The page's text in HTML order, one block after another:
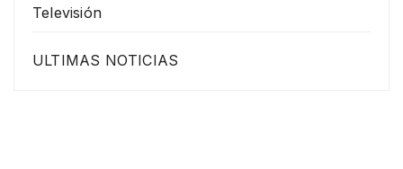
Televisión
ULTIMAS NOTICIAS